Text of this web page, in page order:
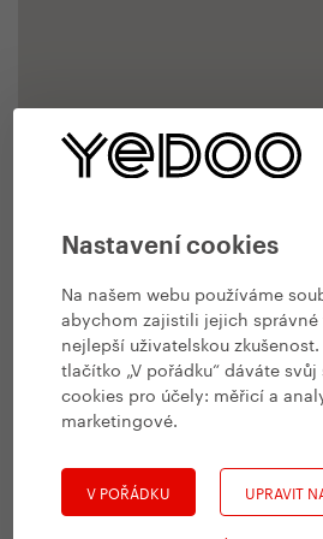
Nastavení cookies
Na našem webu používáme
abychom zajistili jejich
nejlepší uživatelskou
tlačítko „V pořádku“ dáváte
cookies pro účely: měřicí a
marketingové.
V POŘÁDKU UPRAVIT